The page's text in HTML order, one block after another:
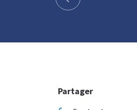
Partager